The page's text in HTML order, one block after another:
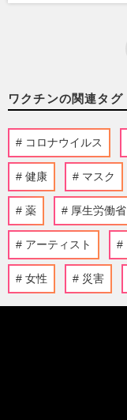
ワクチンの関連タグ
コロナウイルス
健康 マスク
薬 厚生労働省
アーティスト
女性 災害